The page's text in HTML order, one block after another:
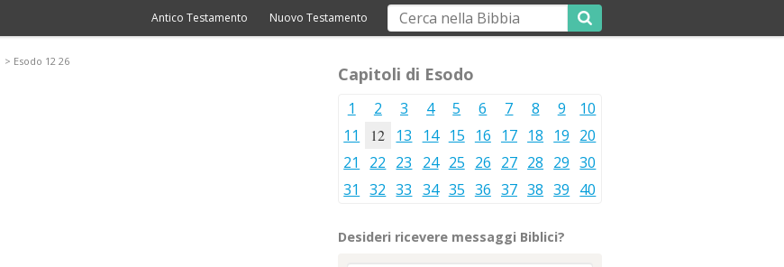
Antico Testamento Nuovo Testamento
> Esodo 12 26
Capitoli di Esodo
1 2 3 4 5 6 7 8 9
10
11
12 13 14 15 16 17 18 19 20
21
22 23 24 25 26 27 28 29 30
31
32 33 34 35 36 37 38 39 40
Desideri ricevere messaggi Biblici?